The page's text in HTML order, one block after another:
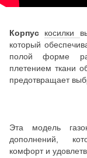
Корпус косилки
который
полой форме
плетением ткани
предотвращает
Эта модель
дополнений,
комфорт и